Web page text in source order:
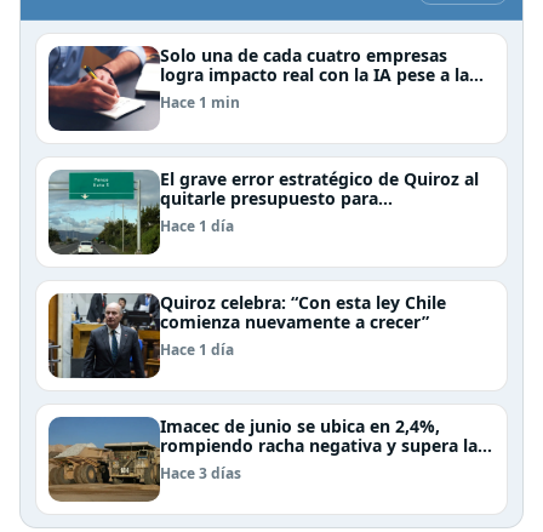
Solo una de cada cuatro empresas
logra impacto real con la IA pese a la
inversión, según el Foro Económico
Mundial
Hace 1 min
El grave error estratégico de Quiroz al
quitarle presupuesto para
infraestructura vial del Biobío
Hace 1 día
Quiroz celebra: “Con esta ley Chile
comienza nuevamente a crecer”
Hace 1 día
Imacec de junio se ubica en 2,4%,
rompiendo racha negativa y supera las
expectativas
Hace 3 días